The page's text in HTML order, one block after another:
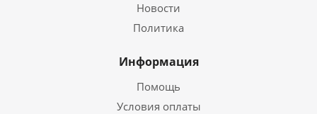
Новости
Политика
Информация
Помощь
Условия оплаты